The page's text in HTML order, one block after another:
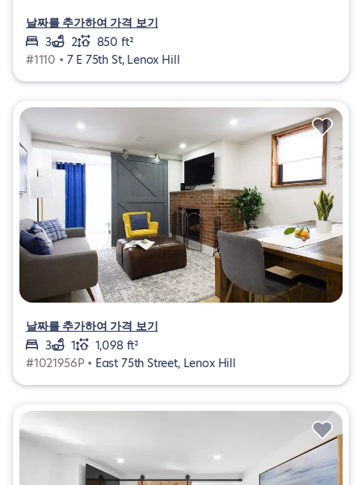
날짜를 추가하여 가격 보기
3
2
850 ft²
#1110 • 7 E 75th St, Lenox Hill
날짜를 추가하여 가격 보기
3
1
1,098 ft²
#1021956P • East 75th Street, Lenox Hill